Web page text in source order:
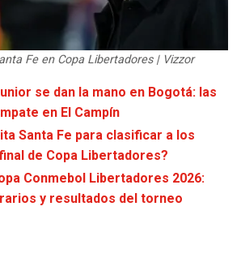
Fe en Copa Libertadores | Vizzor
se dan la mano en Bogotá: las
en El Campín
Santa Fe para clasificar a los
de Copa Libertadores?
Conmebol Libertadores 2026:
y resultados del torneo